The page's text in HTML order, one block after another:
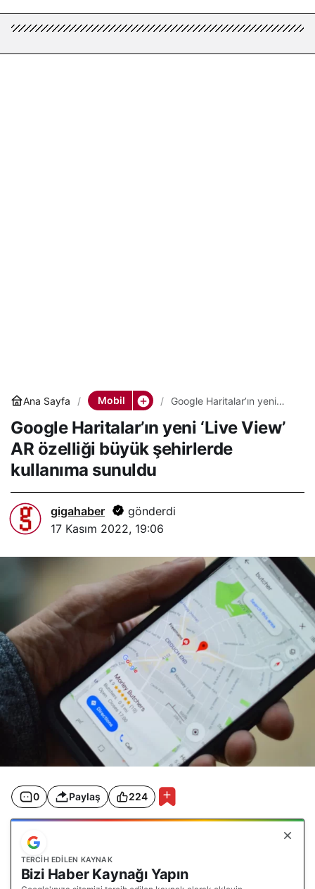
Ana Sayfa Mobil
Google Haritalar’ın yeni
büyük şehirlerde kullanıma
sunuldu
Google Haritalar’ın yeni ‘Live View’
AR özelliği büyük şehirlerde
kullanıma sunuldu
gigahaber
gönderdi
17 Kasım 2022, 19:06
0 Paylaş 224
TERCIH EDILEN KAYNAK
Bizi Haber Kaynağı Yapın